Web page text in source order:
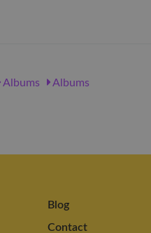
Albums Albums
Blog
Contact